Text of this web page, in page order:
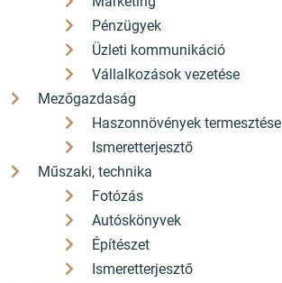
Pénzügyek
Üzleti kommunikáció
Vállalkozások vezetése
Mezőgazdaság
Haszonnövények termesztése
Ismeretterjesztő
Műszaki, technika
Fotózás
Autóskönyvek
Építészet
Ismeretterjesztő